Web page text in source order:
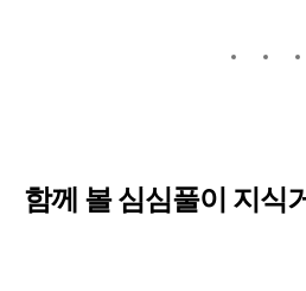
함께 볼 심심풀이 지식